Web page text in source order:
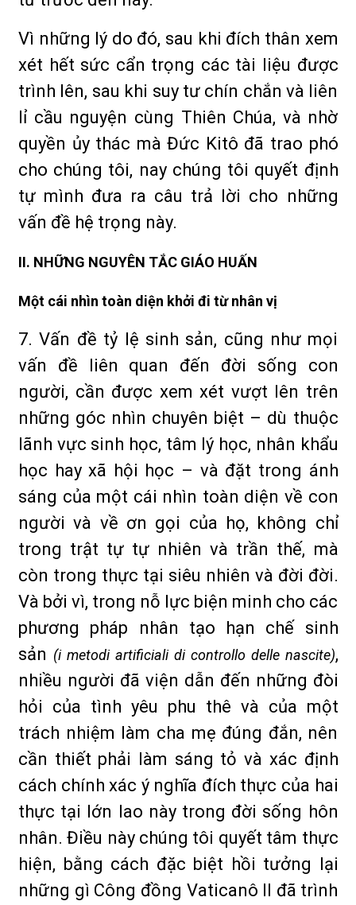
Vì những lý do đó, sau khi đích thân xem
xét hết sức cẩn trọng các tài liệu được
trình lên, sau khi suy tư chín chắn và liên
lỉ cầu nguyện cùng Thiên Chúa, và nhờ
quyền ủy thác mà Đức Kitô đã trao phó
cho chúng tôi, nay chúng tôi quyết định
tự mình đưa ra câu trả lời cho những
vấn đề hệ trọng này.
II. NHỮNG NGUYÊN TẮC GIÁO HUẤN
Một cái nhìn toàn diện khởi đi từ nhân vị
7. Vấn đề tỷ lệ sinh sản, cũng như mọi
vấn đề liên quan đến đời sống con
người, cần được xem xét vượt lên trên
những góc nhìn chuyên biệt – dù thuộc
lãnh vực sinh học, tâm lý học, nhân khẩu
học hay xã hội học – và đặt trong ánh
sáng của một cái nhìn toàn diện về con
người và về ơn gọi của họ, không chỉ
trong trật tự tự nhiên và trần thế, mà
còn trong thực tại siêu nhiên và đời đời.
Và bởi vì, trong nỗ lực biện minh cho các
phương pháp nhân tạo hạn chế sinh
sản (i metodi artificiali di controllo delle nascite),
nhiều người đã viện dẫn đến những đòi
hỏi của tình yêu phu thê và của một
trách nhiệm làm cha mẹ đúng đắn, nên
cần thiết phải làm sáng tỏ và xác định
cách chính xác ý nghĩa đích thực của hai
thực tại lớn lao này trong đời sống hôn
nhân. Điều này chúng tôi quyết tâm thực
hiện, bằng cách đặc biệt hồi tưởng lại
những gì Công đồng Vaticanô II đã trình